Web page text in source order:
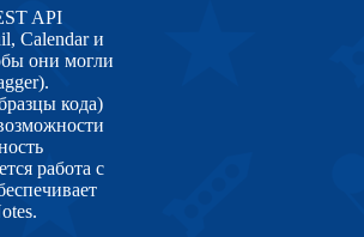
API
Calendar и
они могли
кода)
работа с